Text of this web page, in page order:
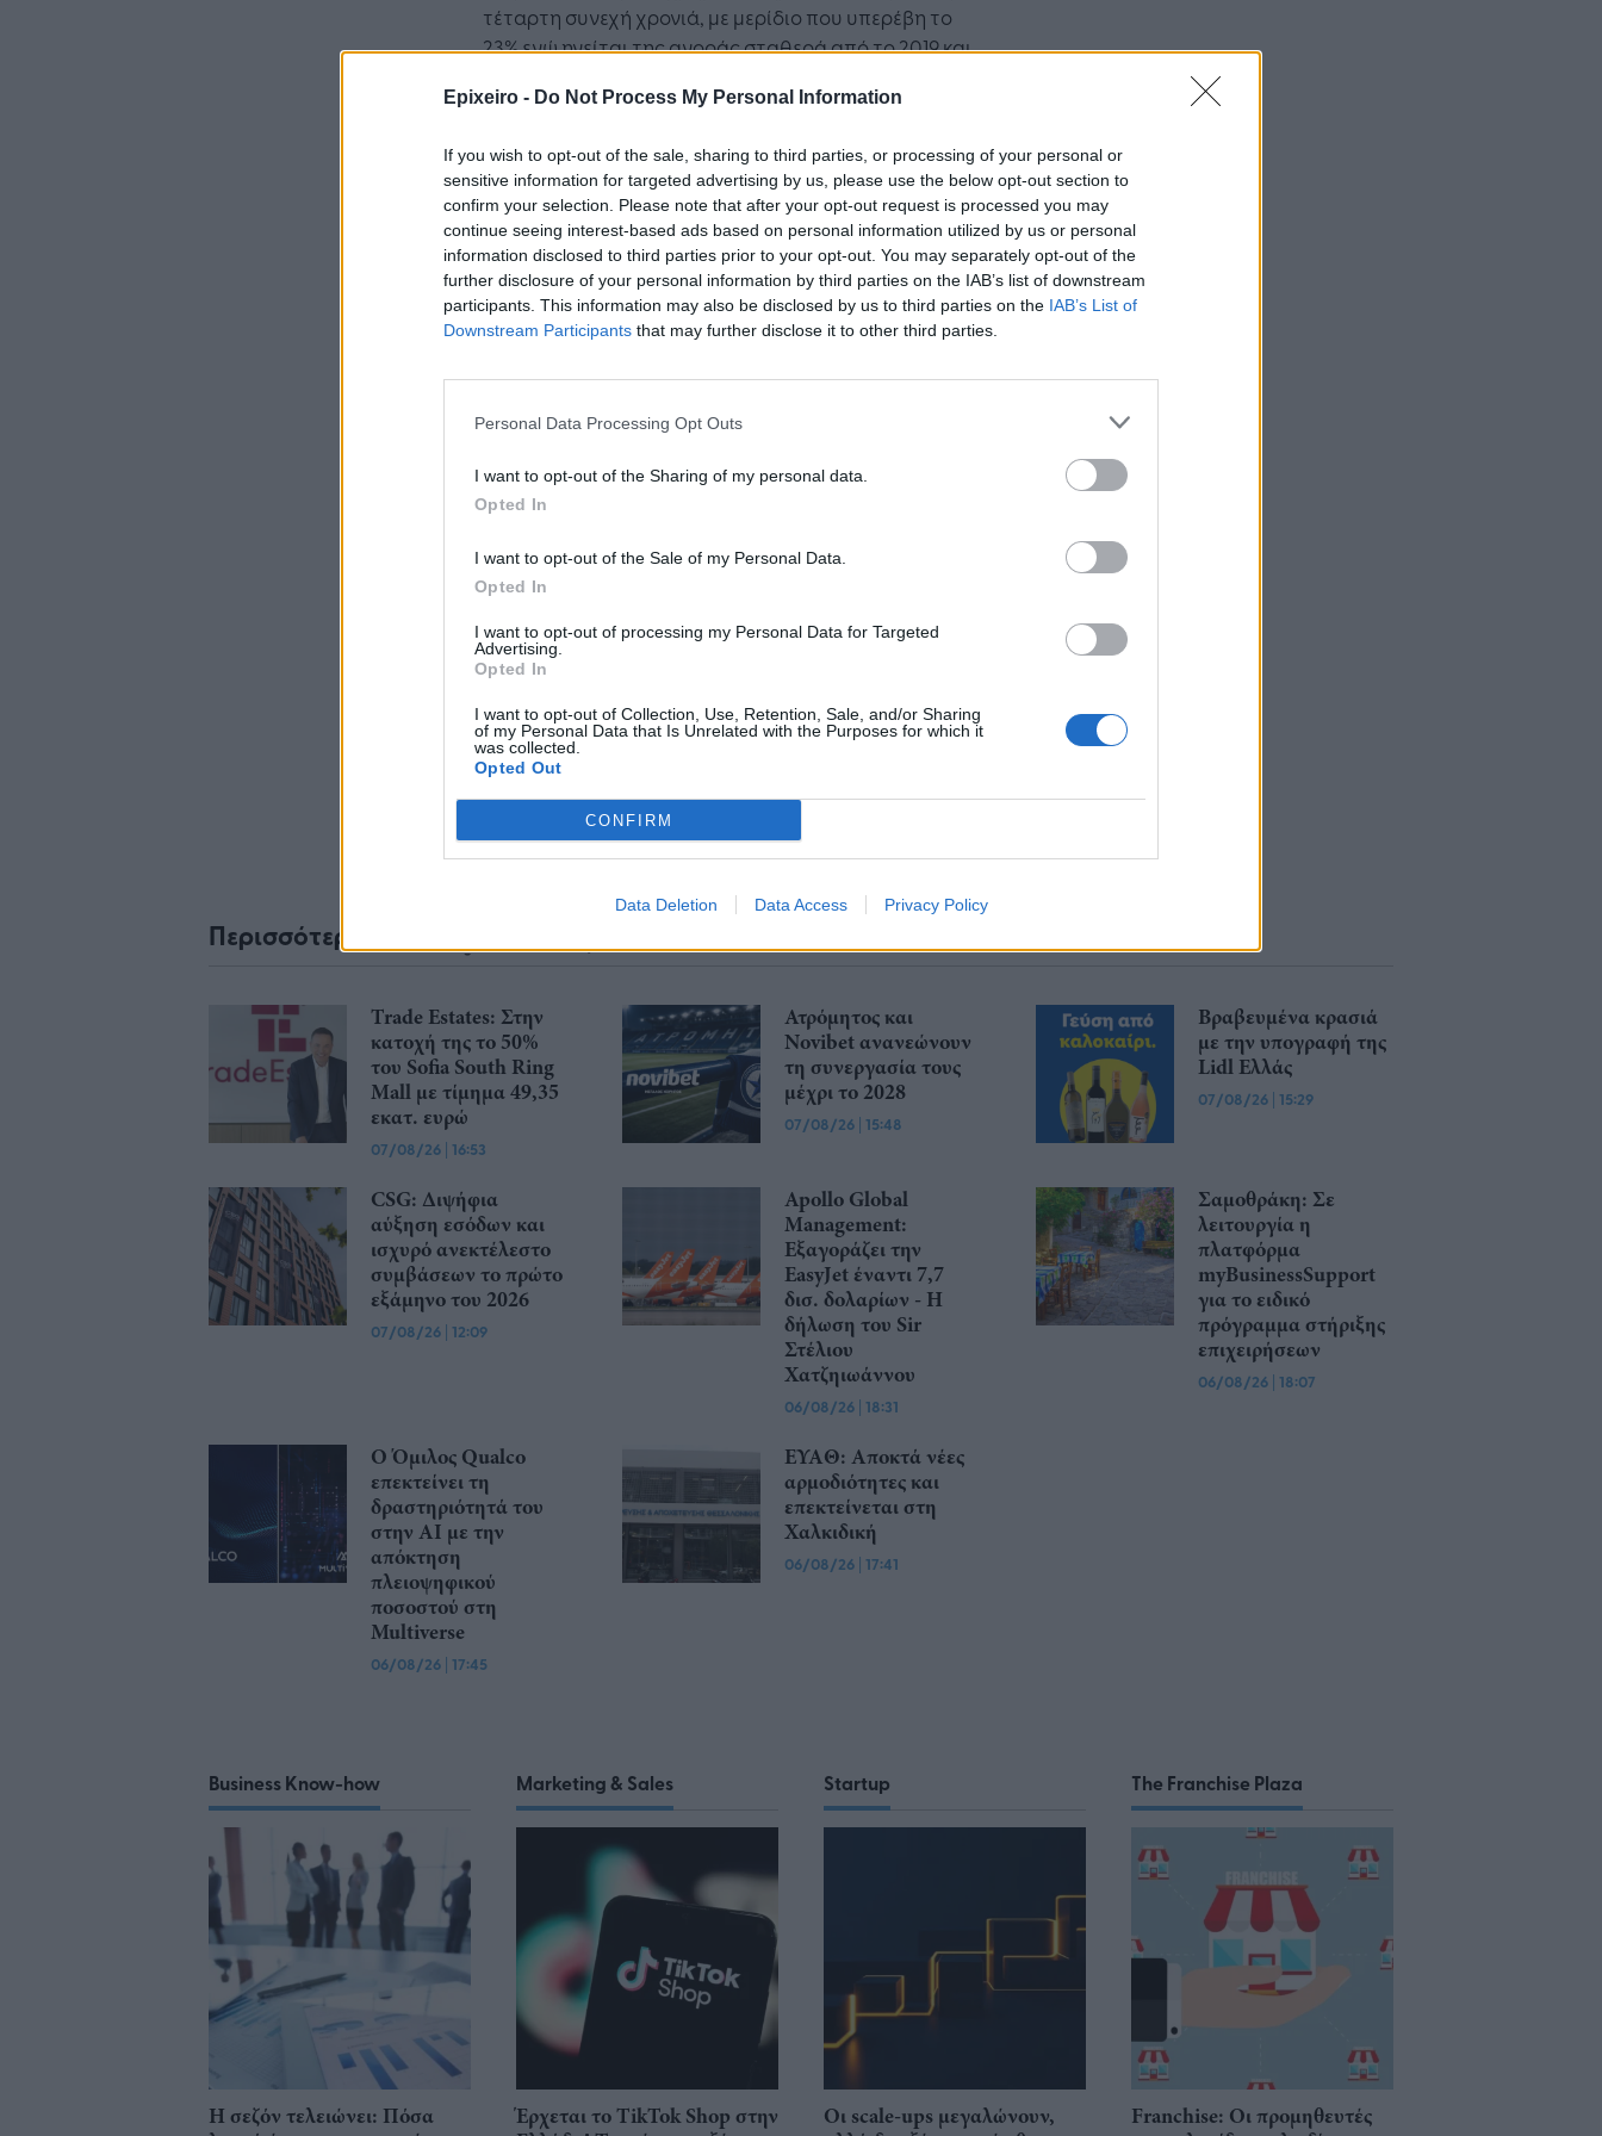
Epixeiro - Do Not Process My Personal Information
If you wish to opt-out of the sale, sharing to third parties, or processing of your personal or
sensitive information for targeted advertising by us, please use the below opt-out section to
confirm your selection. Please note that after your opt-out request is processed you may
continue seeing interest-based ads based on personal information utilized by us or personal
information disclosed to third parties prior to your opt-out. You may separately opt-out of the
further disclosure of your personal information by third parties on the IAB’s list of downstream
participants. This information may also be disclosed by us to third parties on the IAB’s List of
Downstream Participants that may further disclose it to other third parties.
Personal Data Processing Opt Outs
I want to opt-out of the Sharing of my personal data.
Opted In
I want to opt-out of the Sale of my Personal Data.
Opted In
I want to opt-out of processing my Personal Data for Targeted
Advertising.
Opted In
I want to opt-out of Collection, Use, Retention, Sale, and/or Sharing
of my Personal Data that Is Unrelated with the Purposes for which it
was collected.
Opted Out
CONFIRM
Data Deletion Data Access Privacy Policy
τέταρτη συνεχή χρονιά, με μερίδιο που υπερέβη το
23% ενώ ηγείται της αγοράς σταθερά από το 2019 και
βασική επιλογή των ιδιωτών και θεσμικών επενδυτών
τους στο Χρηματιστήριο Αθηνών.
Ακολουθήστε το στο
Google Newsκαι μάθετε πρώτοι
όλα τα επιχειρηματικά νέα
επιχειρηματικέςΕιδήσειςαπό την
Σχολιάστε
... σχόλια
Περισσότερα από το
Trade Estates: Στην
κατοχή της το 50%
του Sofia South Ring
Mall με τίμημα 49,35
εκατ. ευρώ
07/08/26 | 16:53
Ατρόμητος και
Novibet ανανεώνουν
τη συνεργασία τους
μέχρι το 2028
07/08/26 | 15:48
Βραβευμένα κρασιά
με την υπογραφή της
Lidl Ελλάς
07/08/26 | 15:29
CSG: Διψήφια
αύξηση εσόδων και
ισχυρό ανεκτέλεστο
συμβάσεων το πρώτο
εξάμηνο του 2026
07/08/26 | 12:09
Apollo Global
Management:
Εξαγοράζει την
EasyJet έναντι 7,7
δισ. δολαρίων - Η
δήλωση του Sir
Στέλιου
Χατζηιωάννου
06/08/26 | 18:31
Σαμοθράκη: Σε
λειτουργία η
πλατφόρμα
myBusinessSupport
για το ειδικό
πρόγραμμα στήριξης
επιχειρήσεων
06/08/26 | 18:07
Ο Όμιλος Qualco
επεκτείνει τη
δραστηριότητά του
στην ΑΙ με την
απόκτηση
πλειοψηφικού
ποσοστού στη
Multiverse
06/08/26 | 17:45
ΕΥΑΘ: Αποκτά νέες
αρμοδιότητες και
επεκτείνεται στη
Χαλκιδική
06/08/26 | 17:41
Business Know-how
Η σεζόν τελειώνει: Πόσα
Marketing & Sales
Έρχεται το TikTok Shop στην
Startup
Οι scale-ups μεγαλώνουν,
The Franchise Plaza
Franchise: Οι προμηθευτές